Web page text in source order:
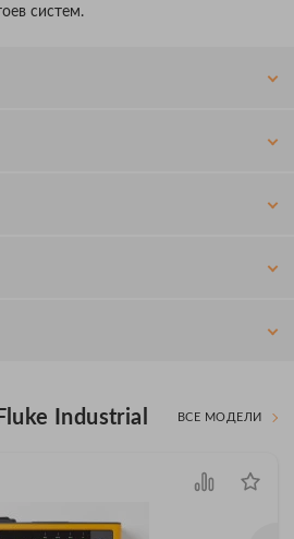
систем.
Industrial ВСЕ МОДЕЛИ